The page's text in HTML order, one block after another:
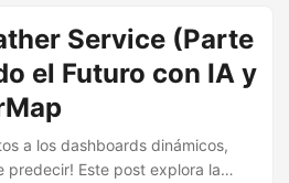
Service (Parte
el Futuro con IA y
a los dashboards dinámicos,
predecir! Este post explora la